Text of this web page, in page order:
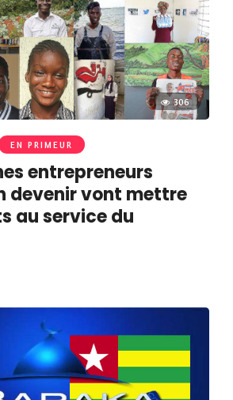
306
EN PRIMEUR
entrepreneurs
devenir vont mettre
au service du